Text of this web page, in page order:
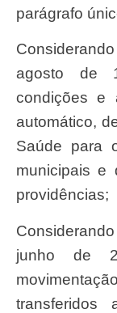
parágrafo
Considerando o Decreto nº 1.232, de 30 de
agosto de
condições e
automático,
Saúde para
municipais e
providências;
Considerando o Decreto nº 7.507, de 27 de
junho de
transferidos